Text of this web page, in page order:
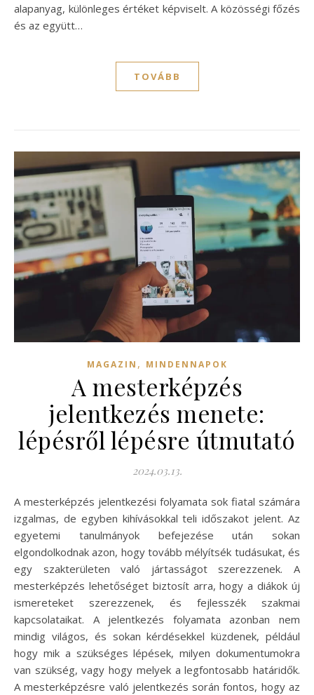
alapanyag, különleges értéket képviselt. A közösségi főzés
és az együtt…
TOVÁBB
MAGAZIN , MINDENNAPOK
A mesterképzés
jelentkezés menete:
lépésről lépésre útmutató
2024.03.13.
A mesterképzés jelentkezési folyamata sok fiatal számára
izgalmas, de egyben kihívásokkal teli időszakot jelent. Az
egyetemi tanulmányok befejezése után sokan
elgondolkodnak azon, hogy tovább mélyítsék tudásukat, és
egy szakterületen való jártasságot szerezzenek. A
mesterképzés lehetőséget biztosít arra, hogy a diákok új
ismereteket szerezzenek, és fejlesszék szakmai
kapcsolataikat. A jelentkezés folyamata azonban nem
mindig világos, és sokan kérdésekkel küzdenek, például
hogy mik a szükséges lépések, milyen dokumentumokra
van szükség, vagy hogy melyek a legfontosabb határidők.
A mesterképzésre való jelentkezés során fontos, hogy az